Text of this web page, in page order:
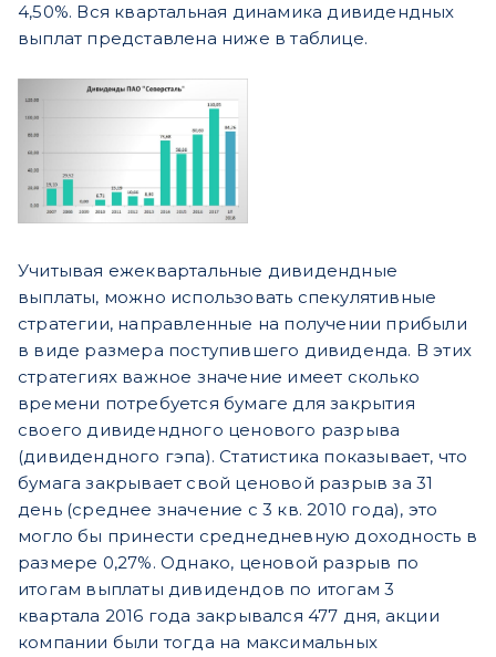
4,50%. Вся квартальная динамика дивидендных
выплат представлена ниже в таблице.
Учитывая ежеквартальные дивидендные
выплаты, можно использовать спекулятивные
стратегии, направленные на получении прибыли
в виде размера поступившего дивиденда. В этих
стратегиях важное значение имеет сколько
времени потребуется бумаге для закрытия
своего дивидендного ценового разрыва
(дивидендного гэпа). Статистика показывает, что
бумага закрывает свой ценовой разрыв за 31
день (среднее значение с 3 кв. 2010 года), это
могло бы принести среднедневную доходность в
размере 0,27%. Однако, ценовой разрыв по
итогам выплаты дивидендов по итогам 3
квартала 2016 года закрывался 477 дня, акции
компании были тогда на максимальных